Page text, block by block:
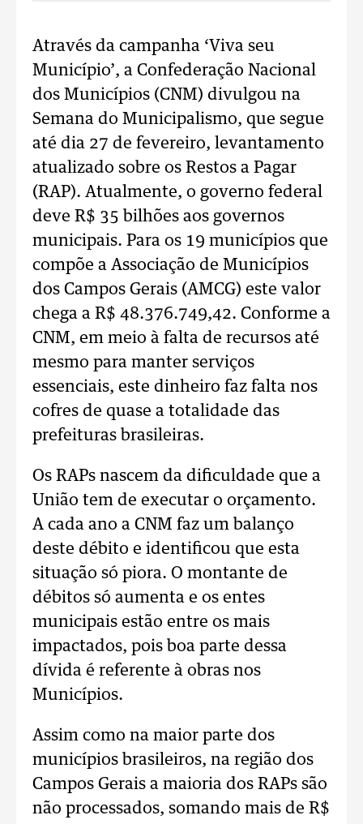
Através da campanha ‘Viva seu
Município’, a Confederação Nacional
dos Municípios (CNM) divulgou na
Semana do Municipalismo, que segue
até dia 27 de fevereiro, levantamento
atualizado sobre os Restos a Pagar
(RAP). Atualmente, o governo federal
deve R$ 35 bilhões aos governos
municipais. Para os 19 municípios que
compõe a Associação de Municípios
dos Campos Gerais (AMCG) este valor
chega a R$ 48.376.749,42. Conforme a
CNM, em meio à falta de recursos até
mesmo para manter serviços
essenciais, este dinheiro faz falta nos
cofres de quase a totalidade das
prefeituras brasileiras.
Os RAPs nascem da dificuldade que a
União tem de executar o orçamento.
A cada ano a CNM faz um balanço
deste débito e identificou que esta
situação só piora. O montante de
débitos só aumenta e os entes
municipais estão entre os mais
impactados, pois boa parte dessa
dívida é referente à obras nos
Municípios.
Assim como na maior parte dos
municípios brasileiros, na região dos
Campos Gerais a maioria dos RAPs são
não processados, somando mais de R$